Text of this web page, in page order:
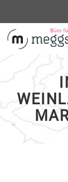
Interaktive
Weinlagenkarte
beim
zur
Hauptseite